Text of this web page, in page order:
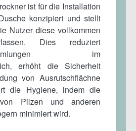
ist für die Installation
konzipiert und stellt
Nutzer diese vollkommen
Dies reduziert
im
erhöht die Sicherheit
von Ausrutschflächne
die Hygiene, indem die
Pilzen und anderen
minimiert wird.